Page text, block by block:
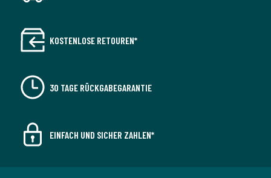
KOSTENLOSE RETOUREN*
30 TAGE RÜCKGABEGARANTIE
EINFACH UND SICHER ZAHLEN*